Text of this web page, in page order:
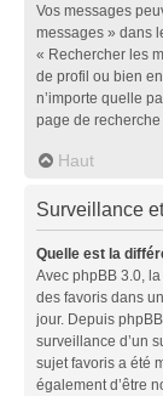
Vos messages
messages » dans
« Rechercher les
de profil ou bien
n’importe quelle
page de
Haut
Surveillance
Quelle est la
Avec phpBB 3.0,
des favoris dans
jour. Depuis
surveillance d’un
sujet favoris a été
également d’être